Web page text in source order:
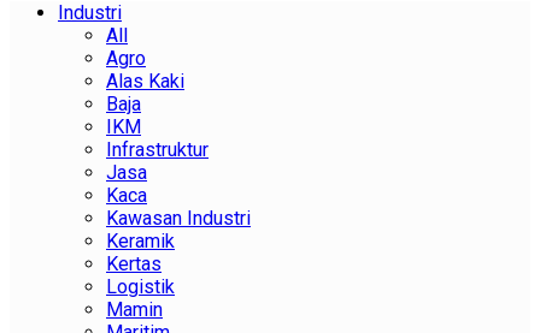
Industri
All
Agro
Alas Kaki
Baja
IKM
Infrastruktur
Jasa
Kaca
Kawasan Industri
Keramik
Kertas
Logistik
Mamin